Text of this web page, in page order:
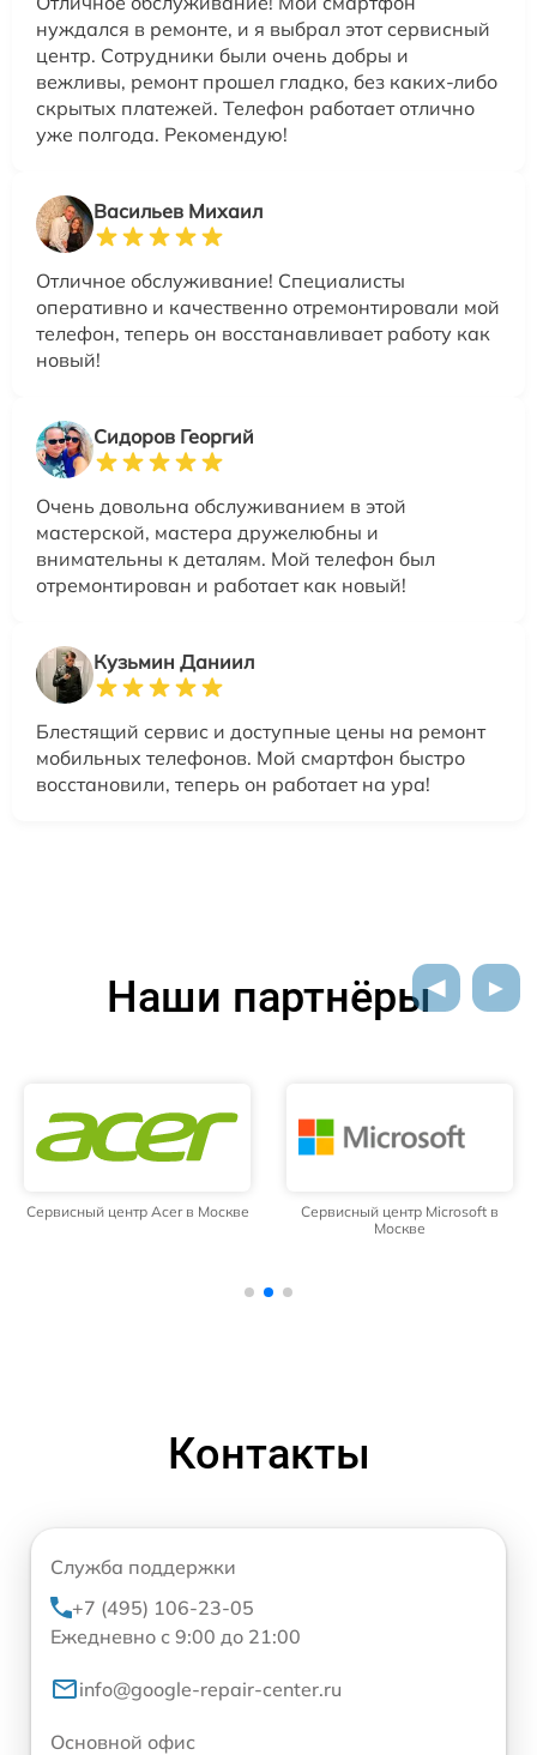
нуждался в ремонте, и я выбрал этот сервисный
центр. Сотрудники были очень добры и
вежливы, ремонт прошел гладко, без каких-либо
скрытых платежей. Телефон работает отлично
уже полгода. Рекомендую!
Васильев Михаил
Отличное обслуживание! Специалисты
оперативно и качественно отремонтировали мой
телефон, теперь он восстанавливает работу как
новый!
Сидоров Георгий
Очень довольна обслуживанием в этой
мастерской, мастера дружелюбны и
внимательны к деталям. Мой телефон был
отремонтирован и работает как новый!
Кузьмин Даниил
Блестящий сервис и доступные цены на ремонт
мобильных телефонов. Мой смартфон быстро
восстановили, теперь он работает на ура!
Наши партнёры
Сервисный центр Acer в Москве
Сервисный центр Microsoft в
Москве
Контакты
Служба поддержки
+7 (495) 106-23-05
Ежедневно с 9:00 до 21:00
info@google-repair-center.ru
Основной офис